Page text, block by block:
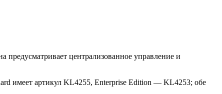
централизованное управление и
имеет артикул KL4255, Enterprise Edition — KL4253; обе